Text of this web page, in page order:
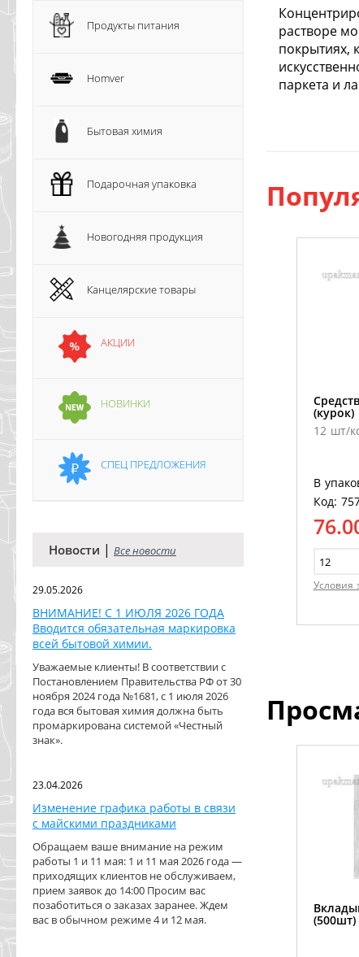
Продукты питания
Homver
Бытовая химия
Подарочная упаковка
Новогодняя продукция
Канцелярские товары
АКЦИИ
НОВИНКИ
СПЕЦ ПРЕДЛОЖЕНИЯ
Новости | Все новости
29.05.2026
ВНИМАНИЕ! С 1 ИЮЛЯ 2026 ГОДА
Вводится обязательная маркировка
всей бытовой химии.
Уважаемые клиенты! В соответствии с
Постановлением Правительства РФ от 30
ноября 2024 года №1681, с 1 июля 2026
года вся бытовая химия должна быть
промаркирована системой «Честный
знак».
23.04.2026
Изменение графика работы в связи
с майскими праздниками
Обращаем ваше внимание на режим
работы 1 и 11 мая: 1 и 11 мая 2026 года —
приходящих клиентов не обслуживаем,
прием заявок до 14:00 Просим вас
позаботиться о заказах заранее. Ждем
вас в обычном режиме 4 и 12 мая.
растворе
покрытиях,
паркета и
12 шт/
В
Код:
Условия
(500шт)